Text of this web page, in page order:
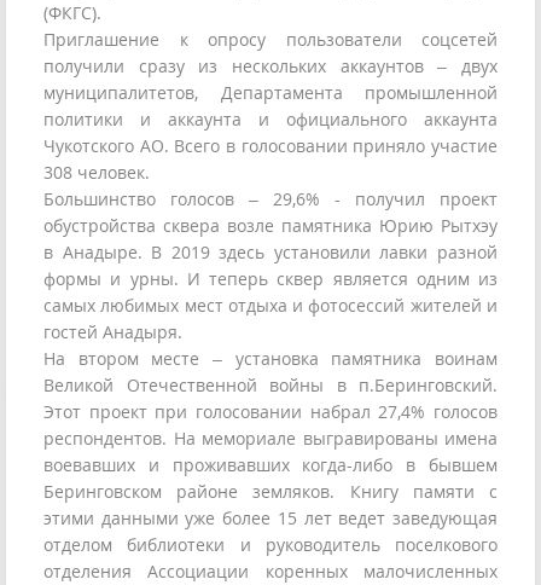
(ФКГС).
Приглашение к опросу пользователи соцсетей
получили сразу из нескольких аккаунтов – двух
муниципалитетов, Департамента промышленной
политики и аккаунта и официального аккаунта
Чукотского АО. Всего в голосовании приняло участие
308 человек.
Большинство голосов – 29,6% - получил проект
обустройства сквера возле памятника Юрию Рытхэу
в Анадыре. В 2019 здесь установили лавки разной
формы и урны. И теперь сквер является одним из
самых любимых мест отдыха и фотосессий жителей и
гостей Анадыря.
На втором месте – установка памятника воинам
Великой Отечественной войны в п.Беринговский.
Этот проект при голосовании набрал 27,4% голосов
респондентов. На мемориале выгравированы имена
воевавших и проживавших когда-либо в бывшем
Беринговском районе земляков. Книгу памяти с
этими данными уже более 15 лет ведет заведующая
отделом библиотеки и руководитель поселкового
отделения Ассоциации коренных малочисленных